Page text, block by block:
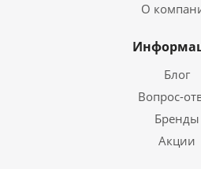
О
Блог
Вопрос-
Бренды
Акции